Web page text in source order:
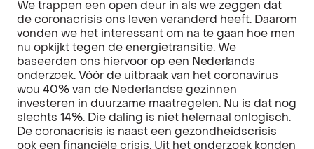
We trappen een open deur in als we zeggen dat
de coronacrisis ons leven veranderd heeft. Daarom
vonden we het interessant om na te gaan hoe men
nu opkijkt tegen de energietransitie. We
baseerden ons hiervoor op een Nederlands
onderzoek. Vóór de uitbraak van het coronavirus
wou 40% van de Nederlandse gezinnen
investeren in duurzame maatregelen. Nu is dat nog
slechts 14%. Die daling is niet helemaal onlogisch.
De coronacrisis is naast een gezondheidscrisis
ook een financiële crisis. Uit het onderzoek konden